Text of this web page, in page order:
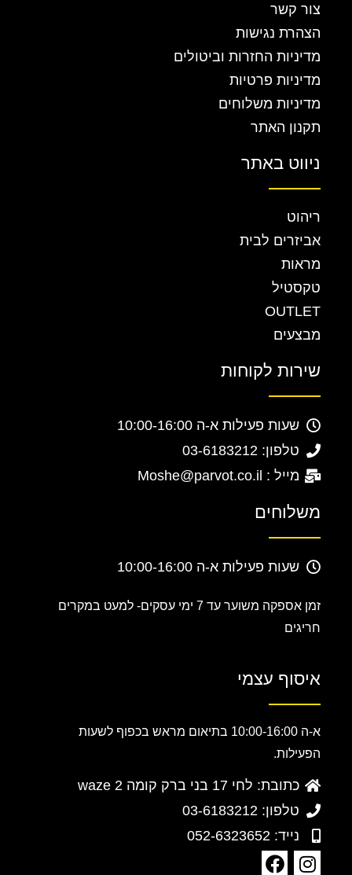
צור קשר
הצהרת נגישות
מדיניות החזרות וביטולים
מדיניות פרטיות
מדיניות משלוחים
תקנון האתר
ניווט באתר
ריהוט
אביזרים לבית
מראות
טקסטיל
OUTLET
מבצעים
שירות לקוחות
שעות פעילות א-ה 10:00-16:00
טלפון: 03-6183212
מייל : Moshe@parvot.co.il
משלוחים
שעות פעילות א-ה 10:00-16:00
זמן אספקה משוער עד 7 ימי עסקים-
למעט במקרים
חריגים
איסוף עצמי
א-ה 10:00-16:00 בתיאום מראש בכפוף לשעות
הפעילות.
כתובת: לחי 17 בני ברק קומה 2 waze
טלפון: 03-6183212
נייד: 052-6323652